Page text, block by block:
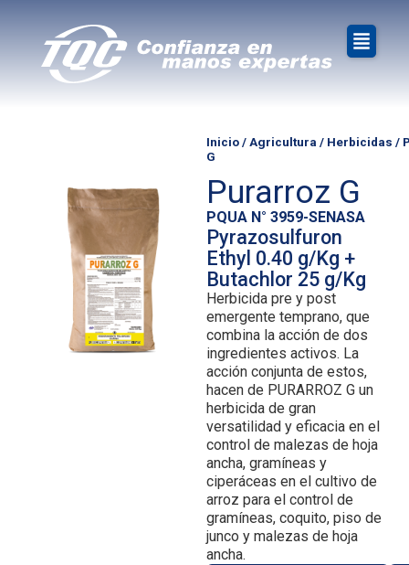
Inicio /Agricultura / Herbicidas /
G
Purarroz G
PQUA N° 3959-SENASA
Pyrazosulfuron
Ethyl 0.40 g/Kg +
Butachlor 25 g/Kg
Herbicida pre y post
emergente temprano, que
combina la acción de dos
ingredientes activos. La
acción conjunta de estos,
hacen de PURARROZ G un
herbicida de gran
versatilidad y eficacia en el
control de malezas de hoja
ancha, gramíneas y
ciperáceas en el cultivo de
arroz para el control de
gramíneas, coquito, piso de
junco y malezas de hoja
ancha.